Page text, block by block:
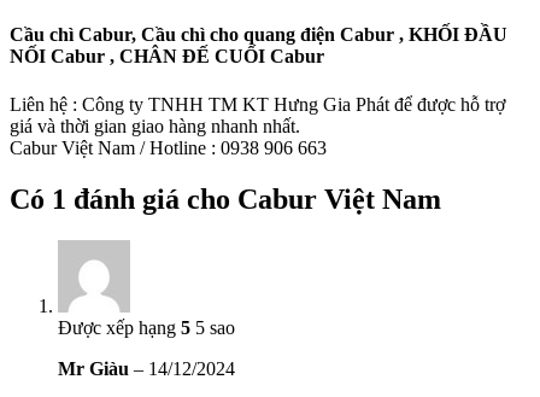
Cầu chì Cabur, Cầu chì cho quang điện Cabur , KHỐI ĐẦU
NỐI Cabur , CHÂN ĐẾ CUỐI Cabur
Liên hệ : Công ty TNHH TM KT Hưng Gia Phát để được hỗ trợ
giá và thời gian giao hàng nhanh nhất.
Cabur Việt Nam / Hotline : 0938 906 663
Có 1 đánh giá cho Cabur Việt Nam
Được xếp hạng 5 5 sao
Mr Giàu – 14/12/2024